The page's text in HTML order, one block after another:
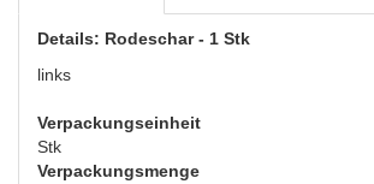
Details: Rodeschar - 1 Stk
links
Verpackungseinheit
Stk
Verpackungsmenge